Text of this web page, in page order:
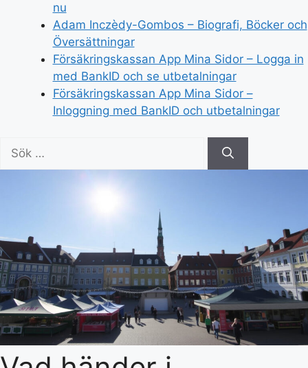
nu
Adam Inczèdy-Gombos – Biografi, Böcker och
Översättningar
Försäkringskassan App Mina Sidor – Logga in
med BankID och se utbetalningar
Försäkringskassan App Mina Sidor –
Inloggning med BankID och utbetalningar
efter: